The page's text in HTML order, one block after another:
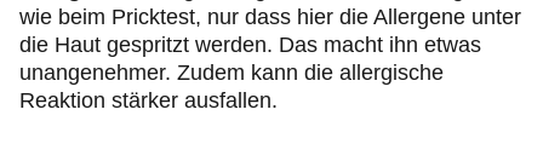
wie beim Pricktest, nur dass hier die Allergene unter
die Haut gespritzt werden. Das macht ihn etwas
unangenehmer. Zudem kann die allergische
Reaktion stärker ausfallen.